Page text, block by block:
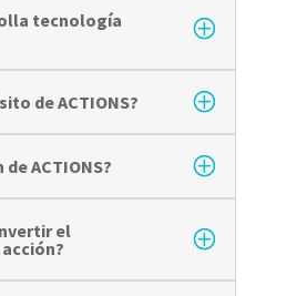
tecnología
de ACTIONS?
ACTIONS?
el